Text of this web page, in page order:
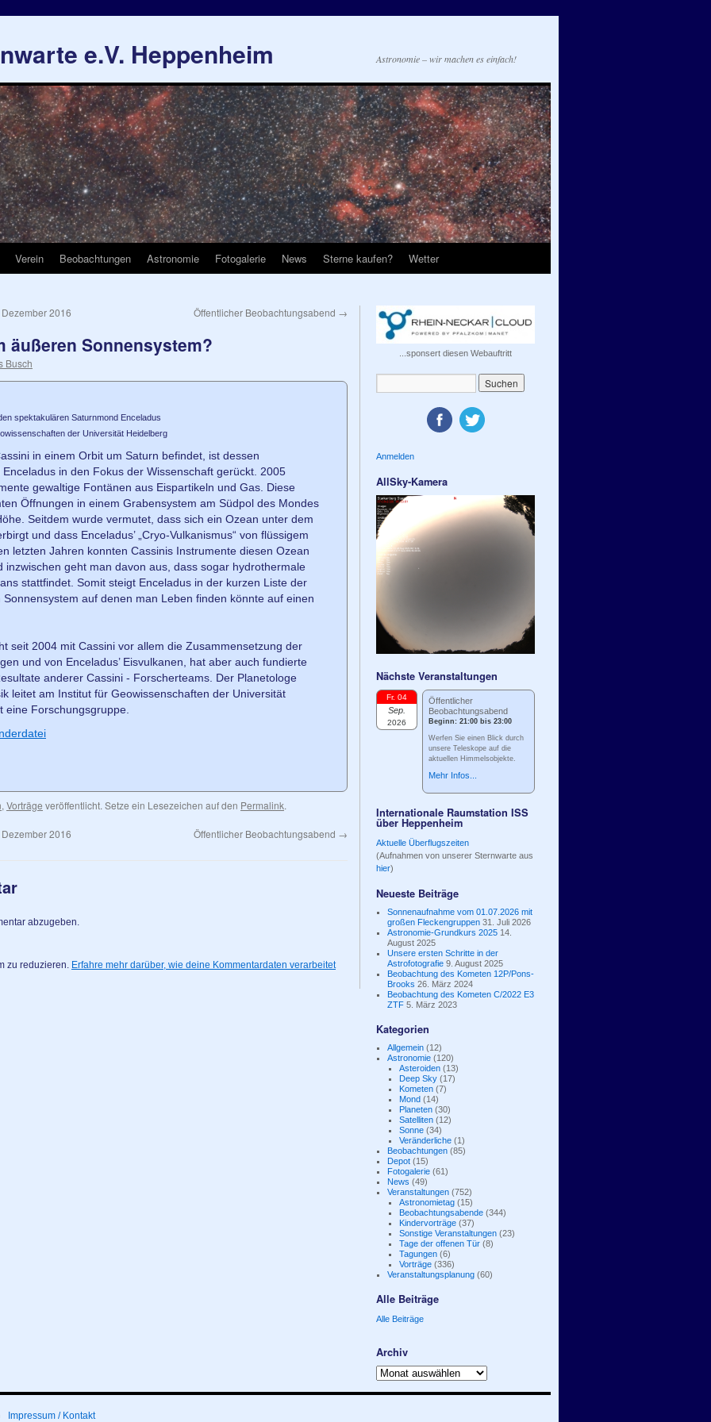
e.V. Heppenheim Astronomie – wir machen es einfach!
Verein Beobachtungen Astronomie Fotogalerie News Sterne kaufen? Wetter
2016 Öffentlicher Beobachtungsabend →
äußeren Sonnensystem?
Busch
spektakulären Saturnmond Enceladus
der Universität Heidelberg
in einem Orbit um Saturn befindet, ist dessen
in den Fokus der Wissenschaft gerückt. 2005
gewaltige Fontänen aus Eispartikeln und Gas. Diese
Öffnungen in einem Grabensystem am Südpol des Mondes
Seitdem wurde vermutet, dass sich ein Ozean unter dem
und dass Enceladus’ „Cryo-Vulkanismus“ von flüssigem
letzten Jahren konnten Cassinis Instrumente diesen Ozean
inzwischen geht man davon aus, dass sogar hydrothermale
stattfindet. Somit steigt Enceladus in der kurzen Liste der
auf denen man Leben finden könnte auf einen
seit 2004 mit Cassini vor allem die Zusammensetzung der
und von Enceladus’ Eisvulkanen, hat aber auch fundierte
anderer Cassini - Forscherteams. Der Planetologe
leitet am Institut für Geowissenschaften der Universität
eine Forschungsgruppe.
, Vorträge veröffentlicht. Setze ein Lesezeichen auf den Permalink.
2016 Öffentlicher Beobachtungsabend →
abzugeben.
zu reduzieren. Erfahre mehr darüber, wie deine Kommentardaten verarbeitet
...sponsert diesen Webauftritt
Anmelden
AllSky-Kamera
Nächste Veranstaltungen
Fr. 04
Sep.
2026
Öffentlicher
Beobachtungsabend
Beginn: 21:00 bis 23:00
Werfen Sie einen Blick durch
unsere Teleskope auf die
aktuellen Himmelsobjekte.
Mehr Infos...
Internationale Raumstation ISS
über Heppenheim
Aktuelle Überflugszeiten
(Aufnahmen von unserer Sternwarte aus
hier)
Neueste Beiträge
Sonnenaufnahme vom 01.07.2026 mit
großen Fleckengruppen 31. Juli 2026
Astronomie-Grundkurs 2025 14.
August 2025
Unsere ersten Schritte in der
Astrofotografie 9. August 2025
Beobachtung des Kometen 12P/Pons-
Brooks 26. März 2024
Beobachtung des Kometen C/2022 E3
ZTF 5. März 2023
Kategorien
Allgemein (12)
Astronomie (120)
Asteroiden(13)
Deep Sky(17)
Kometen(7)
Mond(14)
Planeten(30)
Satelliten(12)
Sonne(34)
Veränderliche(1)
Beobachtungen (85)
Depot (15)
Fotogalerie (61)
News (49)
Veranstaltungen (752)
Astronomietag(15)
Beobachtungsabende(344)
Kindervorträge(37)
Sonstige Veranstaltungen(23)
Tage der offenen Tür(8)
Tagungen(6)
Vorträge(336)
Veranstaltungsplanung (60)
Alle Beiträge
Alle Beiträge
Archiv
Archiv
Impressum / Kontakt